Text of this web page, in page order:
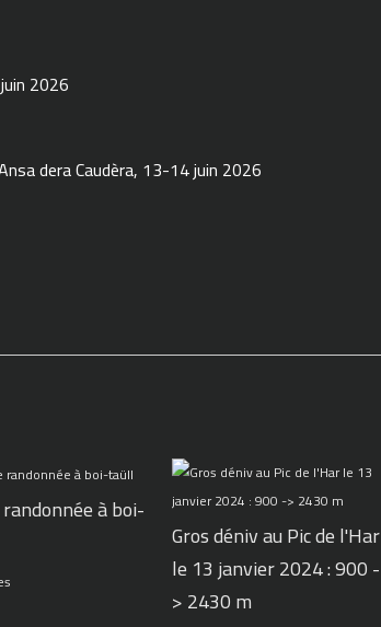
2026
dera Caudèra, 13-14 juin 2026
à boi-
Gros déniv au Pic de l'Har
le 13 janvier 2024 : 900 -
> 2430 m